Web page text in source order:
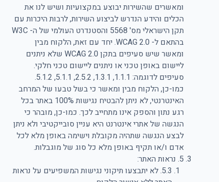
ומאשרים שהשירות יבוצע במקצועיות ושיש לנו את
הכלים והידע הנדרש לביצוע השירות, לרבות היכרות עם
תקן הישראלי מס' 5568 והסטנדרט העולמי של ה- W3C
בהתאם ל- WCAG 2.0. יחד עם זאת, הלקוח מבין
ומאשר שיש סעיפים בתקן WCAG 2.0 שלא ניתנים
ליישום באופן טכני או ניתנים ליישום טכני חלקי.
סעיפים לדוגמה: 1.1.1, 1.3.1, 2.5.2, 5.1.1, 5.1.2.
כמו-כן, הלקוח מבין ומאשר כי בשל טבעו של המרחב
האינטרנטי, לא ניתן להבטיח נגישות 100% באתר בכל
רגע נתון והספק אינו מתחייב לכך. כמו-כן, מובהר כי
הנגשה של אתרי אינטרנט היא עניין סובייקטיבי ולא ניתן
לבצע הנגשה שתהיה מקובלת וישימה באופן מלא לכל
אדם ו/או תקיף באופן מלא כל סוג של מוגבלות.
5. נראות האתר:
5.3. לא יתבצעו תיקוני נגישות המשפיעים על נראות